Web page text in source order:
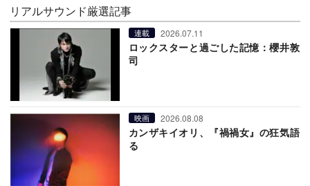
リアルサウンド厳選記事
連載 2026.07.11
ロックスターと過ごした記憶：櫻井敦
司
映画 2026.08.08
カンザキイオリ、『禍禍女』の狂気語
る